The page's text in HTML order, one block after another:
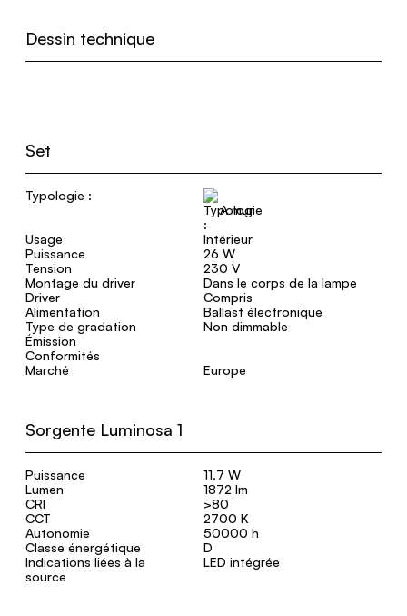
Dessin technique
Set
Typologie :
A mur
Usage
Intérieur
Puissance
26 W
Tension
230 V
Montage du driver
Dans le corps de la lampe
Driver
Compris
Alimentation
Ballast électronique
Type de gradation
Non dimmable
Émission
Conformités
Marché
Europe
Sorgente Luminosa 1
Puissance
11,7 W
Lumen
1872 lm
CRI
>80
CCT
2700 K
Autonomie
50000 h
Classe énergétique
D
Indications liées à la
source
LED intégrée